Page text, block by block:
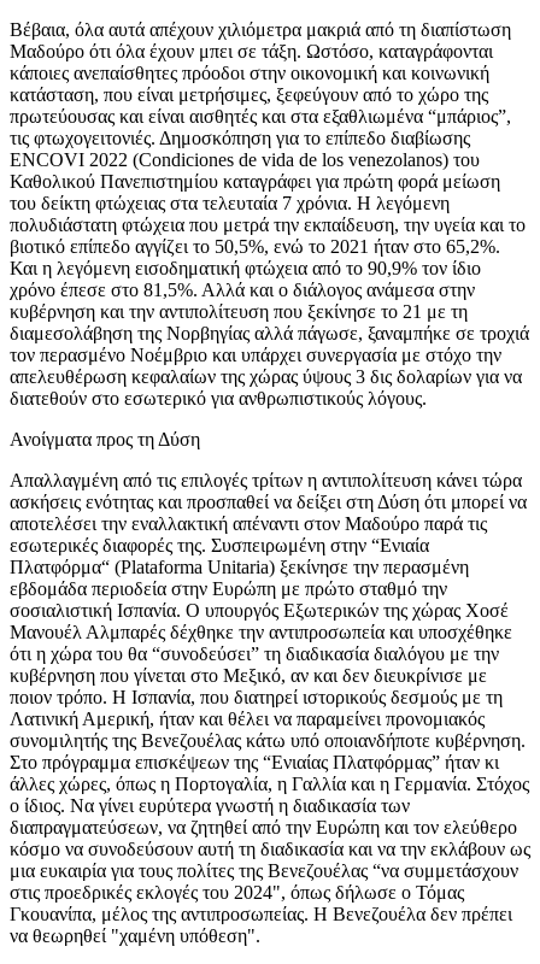
Βέβαια, όλα αυτά απέχουν χιλιόμετρα μακριά από τη διαπίστωση
Μαδούρο ότι όλα έχουν μπει σε τάξη. Ωστόσο, καταγράφονται
κάποιες ανεπαίσθητες πρόοδοι στην οικονομική και κοινωνική
κατάσταση, που είναι μετρήσιμες, ξεφεύγουν από το χώρο της
πρωτεύουσας και είναι αισθητές και στα εξαθλιωμένα “μπάριος”,
τις φτωχογειτονιές. Δημοσκόπηση για το επίπεδο διαβίωσης
ENCOVI 2022 (Condiciones de vida de los venezolanos) του
Καθολικού Πανεπιστημίου καταγράφει για πρώτη φορά μείωση
του δείκτη φτώχειας στα τελευταία 7 χρόνια. Η λεγόμενη
πολυδιάστατη φτώχεια που μετρά την εκπαίδευση, την υγεία και το
βιοτικό επίπεδο αγγίζει το 50,5%, ενώ το 2021 ήταν στο 65,2%.
Και η λεγόμενη εισοδηματική φτώχεια από το 90,9% τον ίδιο
χρόνο έπεσε στο 81,5%. Αλλά και ο διάλογος ανάμεσα στην
κυβέρνηση και την αντιπολίτευση που ξεκίνησε το 21 με τη
διαμεσολάβηση της Νορβηγίας αλλά πάγωσε, ξαναμπήκε σε τροχιά
τον περασμένο Νοέμβριο και υπάρχει συνεργασία με στόχο την
απελευθέρωση κεφαλαίων της χώρας ύψους 3 δις δολαρίων για να
διατεθούν στο εσωτερικό για ανθρωπιστικούς λόγους.
Ανοίγματα προς τη Δύση
Απαλλαγμένη από τις επιλογές τρίτων η αντιπολίτευση κάνει τώρα
ασκήσεις ενότητας και προσπαθεί να δείξει στη Δύση ότι μπορεί να
αποτελέσει την εναλλακτική απέναντι στον Μαδούρο παρά τις
εσωτερικές διαφορές της. Συσπειρωμένη στην “Ενιαία
Πλατφόρμα“ (Plataforma Unitaria) ξεκίνησε την περασμένη
εβδομάδα περιοδεία στην Ευρώπη με πρώτο σταθμό την
σοσιαλιστική Ισπανία. Ο υπουργός Εξωτερικών της χώρας Χοσέ
Μανουέλ Αλμπαρές δέχθηκε την αντιπροσωπεία και υποσχέθηκε
ότι η χώρα του θα “συνοδεύσει” τη διαδικασία διαλόγου με την
κυβέρνηση που γίνεται στο Μεξικό, αν και δεν διευκρίνισε με
ποιον τρόπο. Η Ισπανία, που διατηρεί ιστορικούς δεσμούς με τη
Λατινική Αμερική, ήταν και θέλει να παραμείνει προνομιακός
συνομιλητής της Βενεζουέλας κάτω υπό οποιανδήποτε κυβέρνηση.
Στο πρόγραμμα επισκέψεων της “Ενιαίας Πλατφόρμας” ήταν κι
άλλες χώρες, όπως η Πορτογαλία, η Γαλλία και η Γερμανία. Στόχος
ο ίδιος. Να γίνει ευρύτερα γνωστή η διαδικασία των
διαπραγματεύσεων, να ζητηθεί από την Ευρώπη και τον ελεύθερο
κόσμο να συνοδεύσουν αυτή τη διαδικασία και να την εκλάβουν ως
μια ευκαιρία για τους πολίτες της Βενεζουέλας “να συμμετάσχουν
στις προεδρικές εκλογές του 2024", όπως δήλωσε ο Τόμας
Γκουανίπα, μέλος της αντιπροσωπείας. Η Βενεζουέλα δεν πρέπει
να θεωρηθεί "χαμένη υπόθεση".